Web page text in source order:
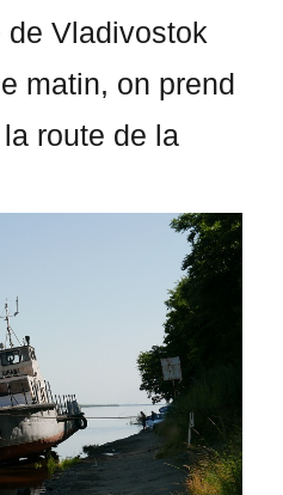
de Vladivostok
matin, on prend
route de la